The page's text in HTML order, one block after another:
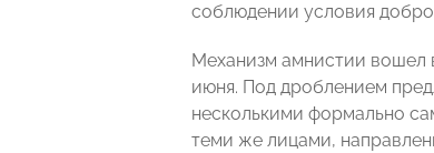
соблюдении условия
Механизм амнистии вошел
июня. Под дроблением
несколькими формально
теми же лицами,